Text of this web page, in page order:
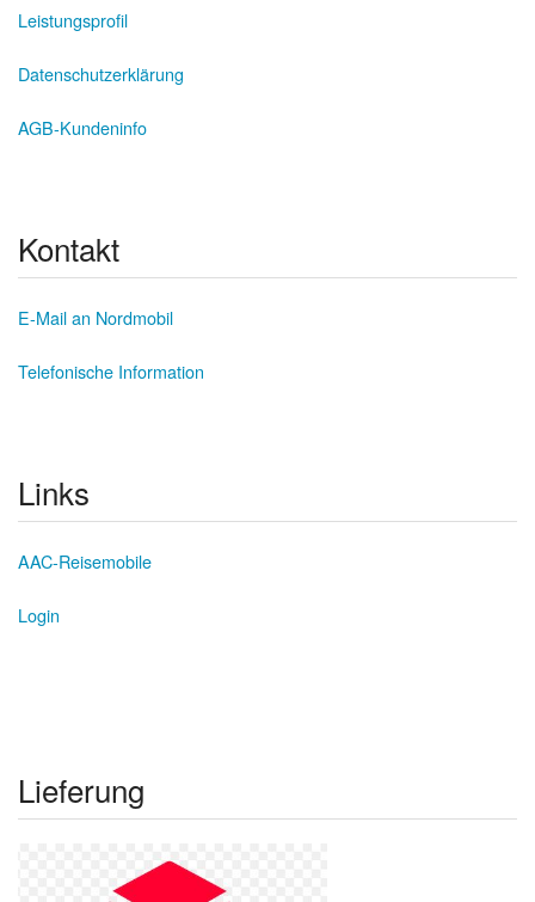
Leistungsprofil
Datenschutzerklärung
AGB-Kundeninfo
Kontakt
E-Mail an Nordmobil
Telefonische Information
Links
AAC-Reisemobile
Login
Lieferung